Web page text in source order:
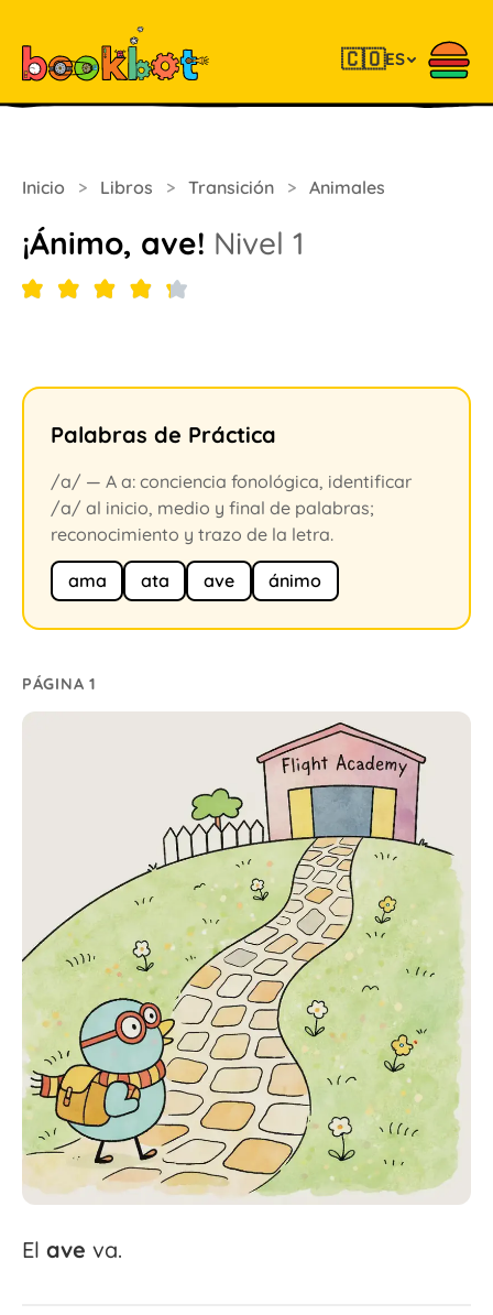
🇨🇴ES
Inicio > Libros > Transición > Animales
¡Ánimo, ave! Nivel 1
Palabras de Práctica
/a/ — A a: conciencia fonológica, identificar
/a/ al inicio, medio y final de palabras;
reconocimiento y trazo de la letra.
ama ata ave ánimo
PÁGINA 1
El ave va.